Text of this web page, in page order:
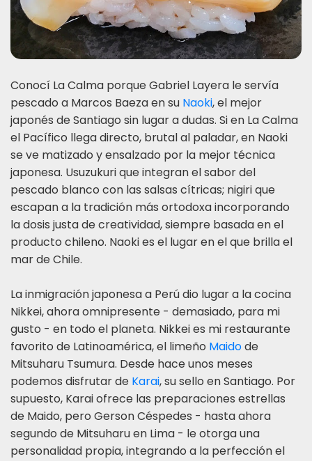
Conocí La Calma porque Gabriel Layera le servía
pescado a Marcos Baeza en su Naoki, el mejor
japonés de Santiago sin lugar a dudas. Si en La Calma
el Pacífico llega directo, brutal al paladar, en Naoki
se ve matizado y ensalzado por la mejor técnica
japonesa. Usuzukuri que integran el sabor del
pescado blanco con las salsas cítricas; nigiri que
escapan a la tradición más ortodoxa incorporando
la dosis justa de creatividad, siempre basada en el
producto chileno. Naoki es el lugar en el que brilla el
mar de Chile.
La inmigración japonesa a Perú dio lugar a la cocina
Nikkei, ahora omnipresente - demasiado, para mi
gusto - en todo el planeta. Nikkei es mi restaurante
favorito de Latinoamérica, el limeño Maidode
Mitsuharu Tsumura. Desde hace unos meses
podemos disfrutar de Karai, su sello en Santiago. Por
supuesto, Karai ofrece las preparaciones estrellas
de Maido, pero Gerson Céspedes - hasta ahora
segundo de Mitsuharu en Lima - le otorga una
personalidad propia, integrando a la perfección el